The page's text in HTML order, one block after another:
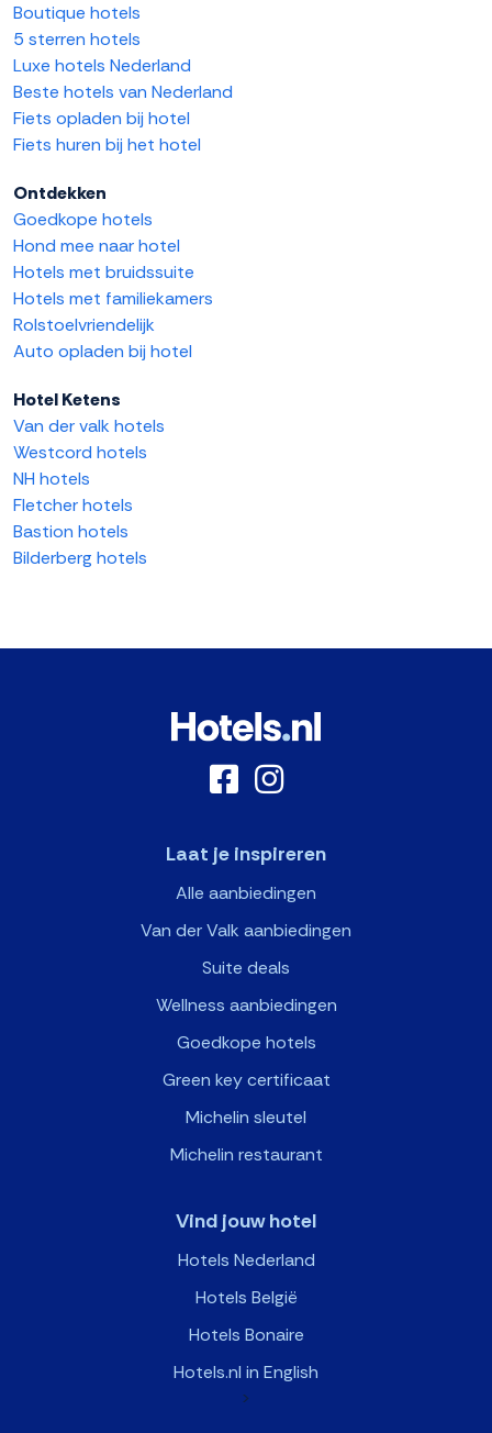
Boutique hotels
5 sterren hotels
Luxe hotels Nederland
Beste hotels van Nederland
Fiets opladen bij hotel
Fiets huren bij het hotel
Ontdekken
Goedkope hotels
Hond mee naar hotel
Hotels met bruidssuite
Hotels met familiekamers
Rolstoelvriendelijk
Auto opladen bij hotel
Hotel Ketens
Van der valk hotels
Westcord hotels
NH hotels
Fletcher hotels
Bastion hotels
Bilderberg hotels
Laat je inspireren
Alle aanbiedingen
Van der Valk aanbiedingen
Suite deals
Wellness aanbiedingen
Goedkope hotels
Green key certificaat
Michelin sleutel
Michelin restaurant
Vind jouw hotel
Hotels Nederland
Hotels België
Hotels Bonaire
Hotels.nl in English
>